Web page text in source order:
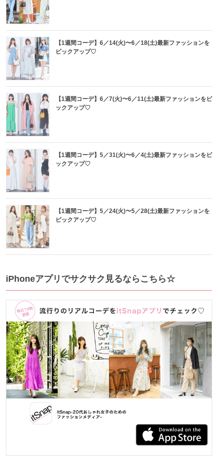
【1週間コーデ】6／14(火)〜6／18(土)最新ファッションを
ピックアップ♡
【1週間コーデ】6／7(火)〜6／11(土)最新ファッションをピ
ックアップ♡
【1週間コーデ】5／31(火)〜6／4(土)最新ファッションをピ
ックアップ♡
【1週間コーデ】5／24(火)〜5／28(土)最新ファッションを
ピックアップ♡
iPhoneアプリでサクサク見るならこちら☆